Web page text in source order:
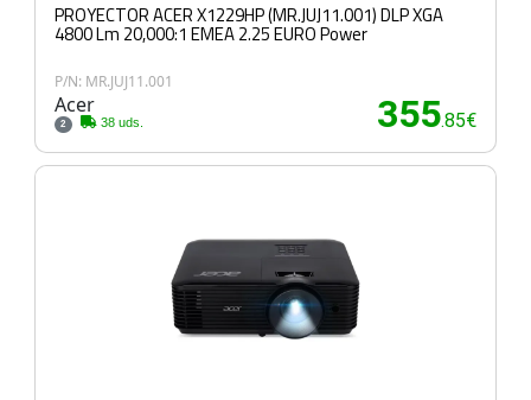
PROYECTOR ACER X1229HP (MR.JUJ11.001) DLP XGA
4800 Lm 20,000:1 EMEA 2.25 EURO Power
P/N: MR.JUJ11.001
Acer
2 38 uds. 355.85€